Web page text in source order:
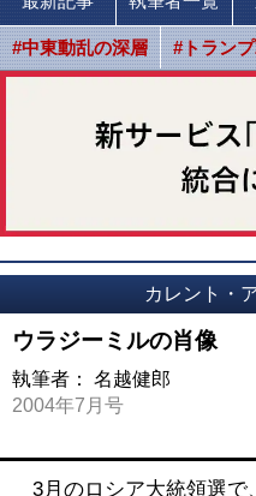
#中東動乱の深層 #トラン
カレント・
ウラジーミルの肖像
執筆者： 名越健郎
2004年7月号
3月のロシア大統領選で